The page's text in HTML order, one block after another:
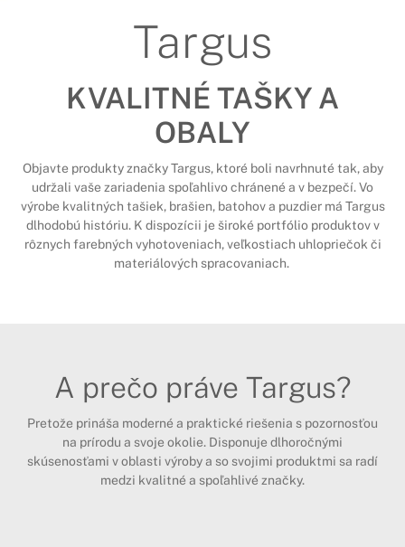
Targus
KVALITNÉ TAŠKY A
OBALY
Objavte produkty značky Targus, ktoré boli navrhnuté tak, aby
udržali vaše zariadenia spoľahlivo chránené a v bezpečí. Vo
výrobe kvalitných tašiek, brašien, batohov a puzdier má Targus
dlhodobú históriu. K dispozícii je široké portfólio produktov v
rôznych farebných vyhotoveniach, veľkostiach uhlopriečok či
materiálových spracovaniach.
A prečo práve Targus?
Pretože prináša moderné a praktické riešenia s pozornosťou
na prírodu a svoje okolie. Disponuje dlhoročnými
skúsenosťami v oblasti výroby a so svojimi produktmi sa radí
medzi kvalitné a spoľahlivé značky.